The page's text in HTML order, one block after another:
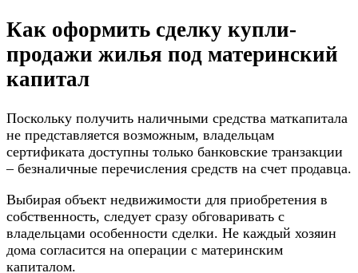
Как оформить сделку купли-
продажи жилья под материнский
капитал
Поскольку получить наличными средства маткапитала
не представляется возможным, владельцам
сертификата доступны только банковские транзакции
– безналичные перечисления средств на счет продавца.
Выбирая объект недвижимости для приобретения в
собственность, следует сразу обговаривать с
владельцами особенности сделки. Не каждый хозяин
дома согласится на операции с материнским
капиталом.